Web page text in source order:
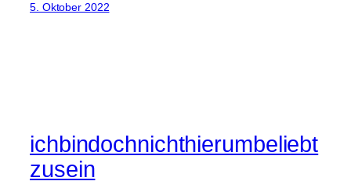
5. Oktober 2022
ichbindochnichthierumbeliebt
zusein